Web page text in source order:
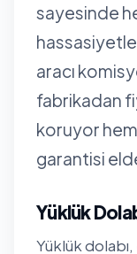
sayesinde
aracı
fabrikadan
koruyor hem
garantisi
Yüklük
Yüklük